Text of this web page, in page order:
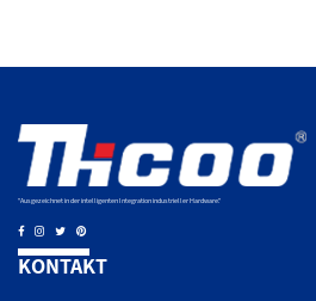
"Ausgezeichnet in der intelligenten Integration industrieller Hardware."
KONTAKT